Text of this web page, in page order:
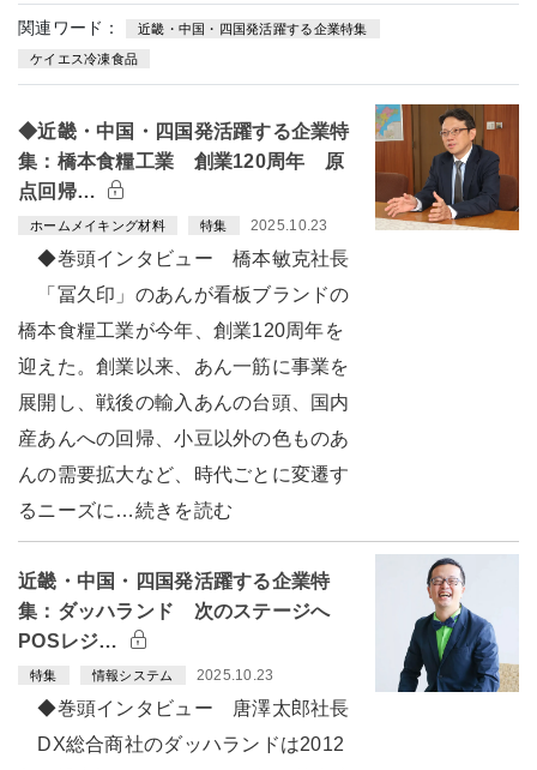
関連ワード： 近畿・中国・四国発活躍する企業特集
ケイエス冷凍食品
◆近畿・中国・四国発活躍する企業特
集：橋本食糧工業 創業120周年 原
点回帰…
ホームメイキング材料 特集 2025.10.23
◆巻頭インタビュー 橋本敏克社長
「冨久印」のあんが看板ブランドの
橋本食糧工業が今年、創業120周年を
迎えた。創業以来、あん一筋に事業を
展開し、戦後の輸入あんの台頭、国内
産あんへの回帰、小豆以外の色ものあ
んの需要拡大など、時代ごとに変遷す
るニーズに…続きを読む
近畿・中国・四国発活躍する企業特
集：ダッハランド 次のステージへ
POSレジ…
特集 情報システム 2025.10.23
◆巻頭インタビュー 唐澤太郎社長
DX総合商社のダッハランドは2012